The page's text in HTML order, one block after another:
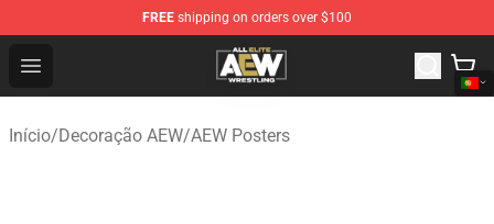
FREE shipping on orders over $100
Open menu
Aew Shop ⚡️ Official Aew Merchandise Store
Início/Decoração AEW/AEW Posters